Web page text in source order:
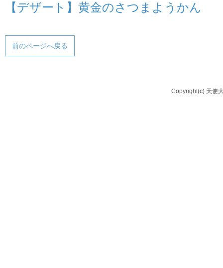
【デザート】黄金のさつまようかん
前のページへ戻る
Copyright(c) 天使